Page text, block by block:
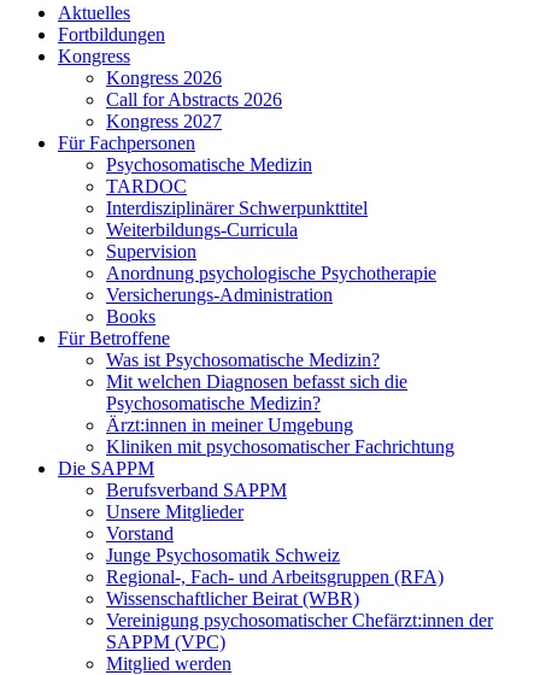
Aktuelles
Fortbildungen
Kongress
Kongress 2026
Call for Abstracts 2026
Kongress 2027
Für Fachpersonen
Psychosomatische Medizin
TARDOC
Interdisziplinärer Schwerpunkttitel
Weiterbildungs-Curricula
Supervision
Anordnung psychologische Psychotherapie
Versicherungs-Administration
Books
Für Betroffene
Was ist Psychosomatische Medizin?
Mit welchen Diagnosen befasst sich die
Psychosomatische Medizin?
Ärzt:innen in meiner Umgebung
Kliniken mit psychosomatischer Fachrichtung
Die SAPPM
Berufsverband SAPPM
Unsere Mitglieder
Vorstand
Junge Psychosomatik Schweiz
Regional-, Fach- und Arbeitsgruppen (RFA)
Wissenschaftlicher Beirat (WBR)
Vereinigung psychosomatischer Chefärzt:innen der
SAPPM (VPC)
Mitglied werden